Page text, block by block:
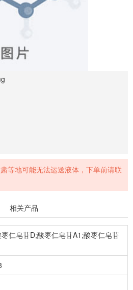
等地可能无法运送液体，下单前请联
相关产品
仁皂苷D;酸枣仁皂苷A1;酸枣仁皂苷